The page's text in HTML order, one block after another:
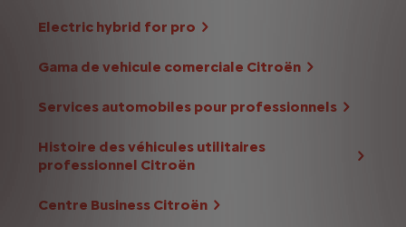
Electric hybrid for pro
Gama de vehicule comerciale Citroën
Services automobiles pour professionnels
Histoire des véhicules utilitaires
professionnel Citroën
Centre Business Citroën